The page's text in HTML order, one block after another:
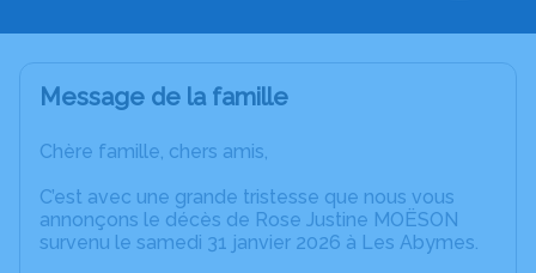
Message de la famille
Chère famille, chers amis,
C’est avec une grande tristesse que nous vous
annonçons le décès de Rose Justine MOËSON
survenu le samedi 31 janvier 2026 à Les Abymes.